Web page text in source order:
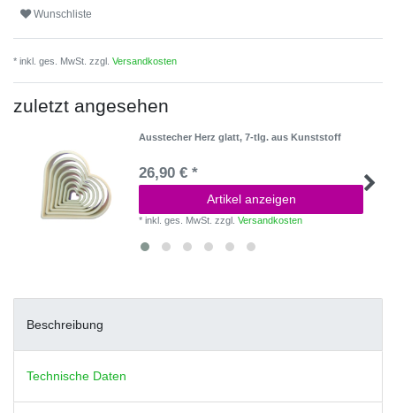
Wunschliste
* inkl. ges. MwSt. zzgl. Versandkosten
zuletzt angesehen
Ausstecher Herz glatt, 7-tlg. aus Kunststoff
26,90 € *
Artikel anzeigen
*inkl. ges. MwSt. zzgl.Versandkosten
Beschreibung
Technische Daten